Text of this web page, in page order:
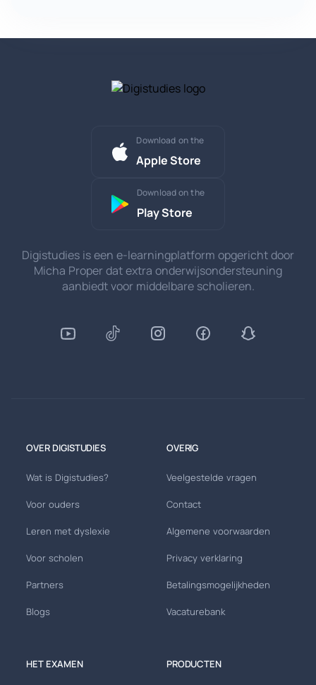
Download on the
Apple Store
Download on the
Play Store
Digistudies is een e-learningplatform opgericht door
Micha Proper dat extra onderwijsondersteuning
aanbiedt voor middelbare scholieren.
OVER DIGISTUDIES
Wat is Digistudies?
Voor ouders
Leren met dyslexie
Voor scholen
Partners
Blogs
OVERIG
Veelgestelde vragen
Contact
Algemene voorwaarden
Privacy verklaring
Betalingsmogelijkheden
Vacaturebank
HET EXAMEN PRODUCTEN